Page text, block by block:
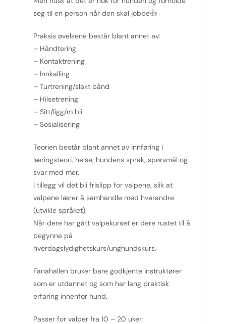
seg til en person når den skal jobbe👍
Praksis øvelsene består blant annet av:
– Håndtering
– Kontaktrening
– Innkalling
– Turtrening/slakt bånd
– Hilsetrening
– Sitt/ligg/m bli
– Sosialisering
Teorien består blant annet av innføring i
læringsteori, helse, hundens språk, spørsmål og
svar med mer.
I tillegg vil det bli frislipp for valpene, slik at
valpene lærer å samhandle med hverandre
(utvikle språket).
Når dere har gått valpekurset er dere rustet til å
begynne på
hverdagslydighetskurs/unghundskurs.
Fanahallen bruker bare godkjente instruktører
som er utdannet og som har lang praktisk
erfaring innenfor hund.
Passer for valper fra 10 – 20 uker.